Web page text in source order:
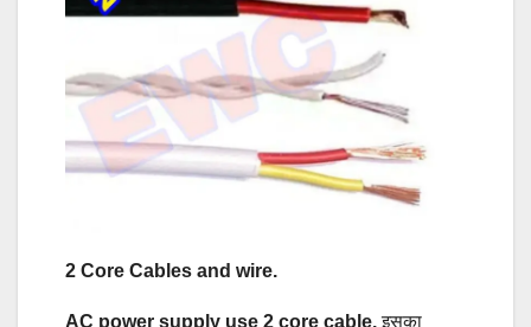
2 Core Cables and wire.
AC power supply use 2 core cable.इसका